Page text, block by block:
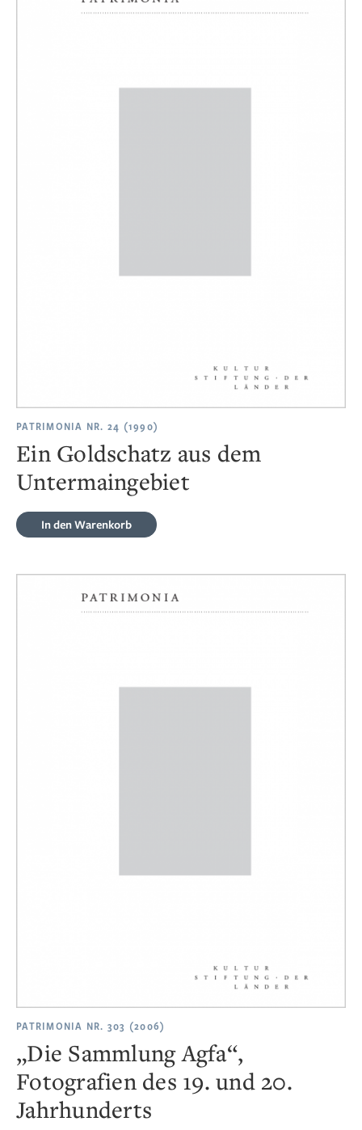
PATRIMONIA NR. 24 (1990)
Ein Goldschatz aus dem
Untermaingebiet
In den Warenkorb
PATRIMONIA NR. 303 (2006)
„Die Sammlung Agfa“,
Fotografien des 19. und 20.
Jahrhunderts